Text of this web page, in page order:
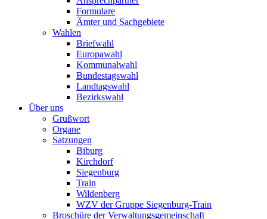
Formulare
Ämter und Sachgebiete
Wahlen
Briefwahl
Europawahl
Kommunalwahl
Bundestagswahl
Landtagswahl
Bezirkswahl
Über uns
Grußwort
Organe
Satzungen
Biburg
Kirchdorf
Siegenburg
Train
Wildenberg
WZV der Gruppe Siegenburg-Train
Broschüre der Verwaltungsgemeinschaft